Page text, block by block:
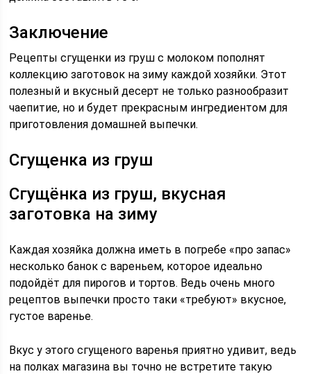
Заключение
Рецепты сгущенки из груш с молоком пополнят
коллекцию заготовок на зиму каждой хозяйки. Этот
полезный и вкусный десерт не только разнообразит
чаепитие, но и будет прекрасным ингредиентом для
приготовления домашней выпечки.
Сгущенка из груш
Сгущёнка из груш, вкусная
заготовка на зиму
Каждая хозяйка должна иметь в погребе «про запас»
несколько банок с вареньем, которое идеально
подойдёт для пирогов и тортов. Ведь очень много
рецептов выпечки просто таки «требуют» вкусное,
густое варенье.
Вкус у этого сгущеного варенья приятно удивит, ведь
на полках магазина вы точно не встретите такую